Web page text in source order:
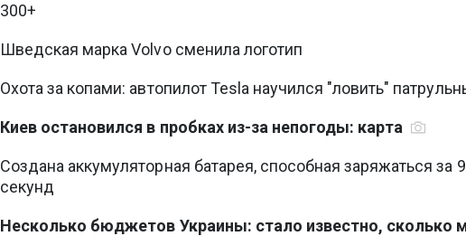
300+
Шведская марка Volvo сменила логотип
Охота за копами: автопилот Tesla научился "ловить"
Киев остановился в пробках из-за непогоды: карта
Создана аккумуляторная батарея, способная заряжаться за
секунд
Несколько бюджетов Украины: стало известно, сколько